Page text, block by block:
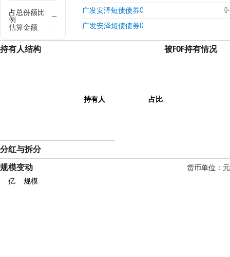
占总份额比
例
—
估算金额
—
广发安泽短债债券C
广发安泽短债债券D
持有人结构
持有人 占比
被FOF持有情况
分红与拆分
规模变动
货币单位：元
亿
规模